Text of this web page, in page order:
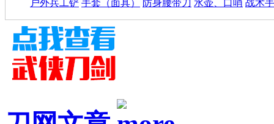
户外兵工铲 手套（面具） 防身腰带刀 水壶、口哨 战术